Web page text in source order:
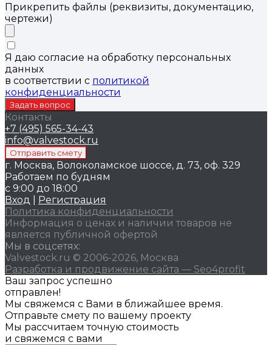
Прикрепить файлы (реквизиты, документацию,
чертежи)
Я даю согласие на обработку персональных
данных
в соответствии с политикой
конфиденциальности
Контакты
+7 (495) 565-34-43
info@valvestock.ru
г. Москва, Волоколамское шоссе, д. 73, оф. 329
Работаем по будням
с 9:00 до 18:00
Вход
Регистрация
Политика конфиденциальности
Информация о ценах и наличии товаров не
является публичной офертой
Мы в соцсетях:
Valvestock.ru © 2006-2026, Москва
Разработка и продвижение сайта — Seo4profit
Ваш запрос успешно
отправлен!
Мы свяжемся с Вами в ближайшее время.
Отправьте смету по вашему проекту
Мы рассчитаем точную стоимость
и свяжемся с вами